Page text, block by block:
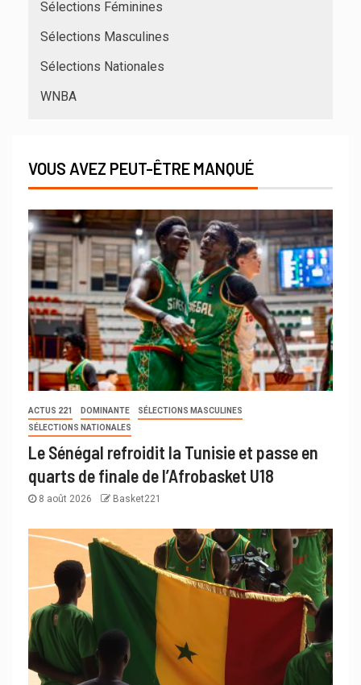
Sélections Féminines
Sélections Masculines
Sélections Nationales
WNBA
VOUS AVEZ PEUT-ÊTRE MANQUÉ
ACTUS 221 DOMINANTE
SÉLECTIONS MASCULINES
SÉLECTIONS NATIONALES
Le Sénégal refroidit la Tunisie et passe en
quarts de finale de l’Afrobasket U18
8 août 2026 Basket221